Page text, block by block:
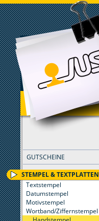
GUTSCHEINE
STEMPEL & TEXTPLATTEN
Textstempel
Datumstempel
Motivstempel
Wortband/Ziffernstempel
FILTER